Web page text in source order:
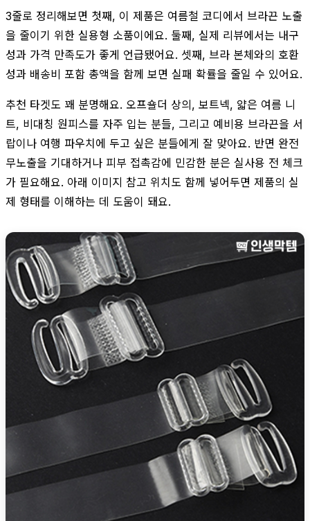
3줄로 정리해보면 첫째, 이 제품은 여름철 코디에서 브라끈 노출
을 줄이기 위한 실용형 소품이에요. 둘째, 실제 리뷰에서는 내구
성과 가격 만족도가 좋게 언급됐어요. 셋째, 브라 본체와의 호환
성과 배송비 포함 총액을 함께 보면 실패 확률을 줄일 수 있어요.
추천 타겟도 꽤 분명해요. 오프숄더 상의, 보트넥, 얇은 여름 니
트, 비대칭 원피스를 자주 입는 분들, 그리고 예비용 브라끈을 서
랍이나 여행 파우치에 두고 싶은 분들에게 잘 맞아요. 반면 완전
무노출을 기대하거나 피부 접촉감에 민감한 분은 실사용 전 체크
가 필요해요. 아래 이미지 참고 위치도 함께 넣어두면 제품의 실
제 형태를 이해하는 데 도움이 돼요.